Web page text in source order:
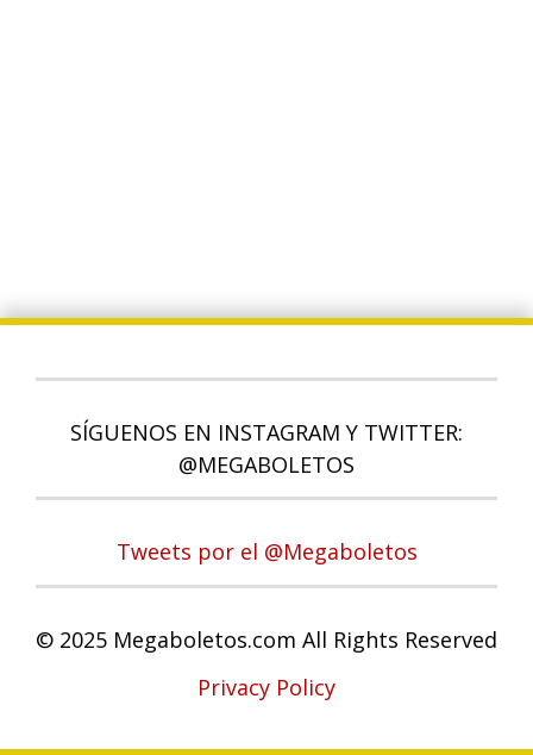
SÍGUENOS EN INSTAGRAM Y TWITTER:
@MEGABOLETOS
Tweets por el @Megaboletos
© 2025 Megaboletos.com All Rights Reserved
Privacy Policy